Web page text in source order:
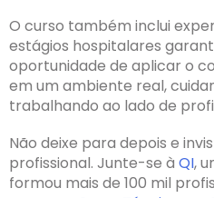
O curso também inclui
estágios hospitalares
oportunidade de aplicar o
em um ambiente real,
trabalhando ao lado de
Não deixe para depois e
profissional. Junte-se à QI,
formou mais de 100 mil